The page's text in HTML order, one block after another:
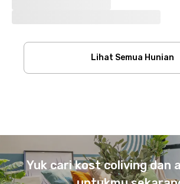
Lihat Semua Hunian
Yuk cari kost coliving dan